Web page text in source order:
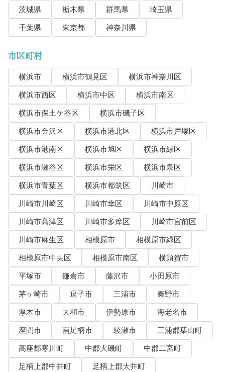
茨城県 栃木県 群馬県
埼玉県
千葉県
東京都 神奈川県
市区町村
横浜市 横浜市鶴見区
横浜市神奈川区
横浜市西区
横浜市中区
横浜市南区
横浜市保土ケ谷区
横浜市磯子区
横浜市金沢区
横浜市港北区
横浜市戸塚区
横浜市港南区
横浜市旭区
横浜市緑区
横浜市瀬谷区
横浜市栄区
横浜市泉区
横浜市青葉区
横浜市都筑区
川崎市
川崎市川崎区
川崎市幸区
川崎市中原区
川崎市高津区
川崎市多摩区
川崎市宮前区
川崎市麻生区
相模原市
相模原市緑区
相模原市中央区
相模原市南区
横須賀市
平塚市
鎌倉市 藤沢市
小田原市
茅ヶ崎市
逗子市 三浦市
秦野市
厚木市
大和市 伊勢原市
海老名市
座間市
南足柄市 綾瀬市
三浦郡葉山町
高座郡寒川町
中郡大磯町
中郡二宮町
足柄上郡中井町
足柄上郡大井町